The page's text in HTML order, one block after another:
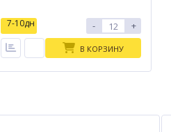
7-10дн - +
В КОРЗИНУ